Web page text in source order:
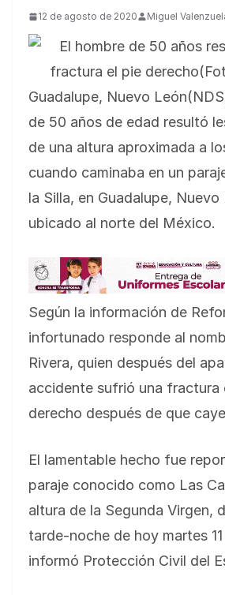
12 de agosto de 2020 Miguel
Guadalupe, Nuevo
de 50 años de edad resultó
de una altura aproximada a
cuando caminaba en un
la Silla, en Guadalupe,
ubicado al norte del México.
Según la información de
infortunado responde al
Rivera, quien después del
accidente sufrió una fractura
derecho después de que
El lamentable hecho fue
paraje conocido como Las
altura de la Segunda Virgen,
tarde-noche de hoy martes
informó Protección Civil del